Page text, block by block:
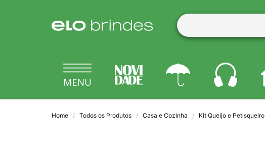
Home Todos os Produtos Casa e Cozinha Kit Queijo e Petisqueiro